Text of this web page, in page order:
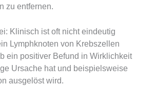
zu entfernen.
Klinisch ist oft nicht eindeutig
Lymphknoten von Krebszellen
ein positiver Befund in Wirklichkeit
Ursache hat und beispielsweise
ausgelöst wird.